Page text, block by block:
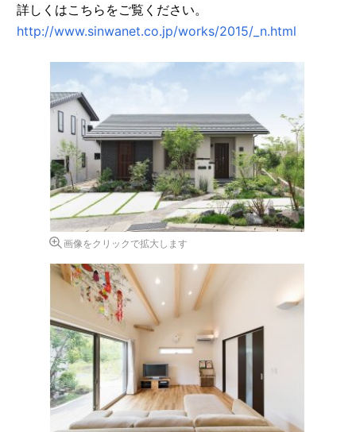
詳しくはこちらをご覧ください。
http://www.sinwanet.co.jp/works/2015/_n.html
画像をクリックで拡大します